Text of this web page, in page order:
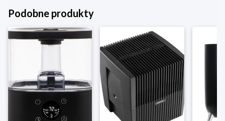
Podobne produkty